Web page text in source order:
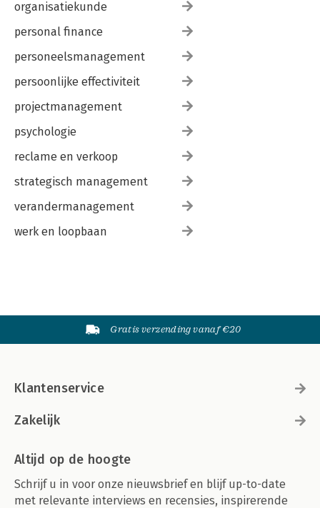
organisatiekunde
personal finance
personeelsmanagement
persoonlijke effectiviteit
projectmanagement
psychologie
reclame en verkoop
strategisch management
verandermanagement
werk en loopbaan
Gratis verzending vanaf €20
Klantenservice
Zakelijk
Altijd op de hoogte
Schrijf u in voor onze nieuwsbrief en blijf up-to-date
met relevante interviews en recensies, inspirerende